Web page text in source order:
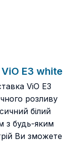
E3 white
ViO E3
розливу
білий
з будь-яким
Ви зможете